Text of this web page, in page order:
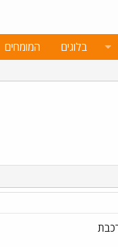
בלוגים המומחים